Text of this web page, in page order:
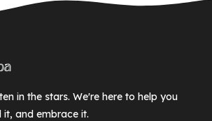
in the stars. We're here to help you
and embrace it.